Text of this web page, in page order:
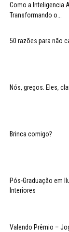
Como a Inteligencia
Transformando o...
50 razões para não
Nós, gregos. Eles,
Brinca comigo?
Pós-Graduação em
Interiores
Valendo Prêmio –